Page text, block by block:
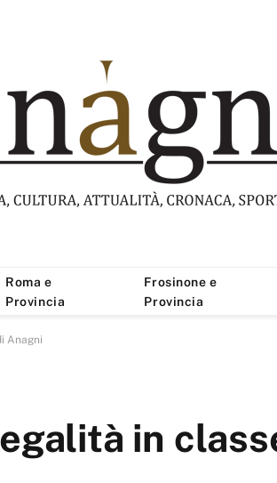
Roma e
Provincia
Frosinone e
Provincia
Anagni
in